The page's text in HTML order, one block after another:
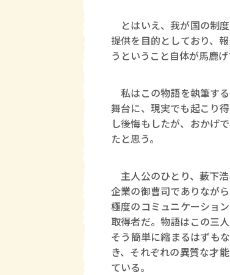
とはいえ、我が国の制
提供を目的としており、
うということ自体が馬鹿げ
私はこの物語を執筆す
舞台に、現実でも起こり
し後悔もしたが、おかげ
たと思う。
主人公のひとり、藪下
企業の御曹司でありなが
極度のコミュニケーショ
取得者だ。物語はこの三
そう簡単に縮まるはずも
き、それぞれの異質な才
ている。